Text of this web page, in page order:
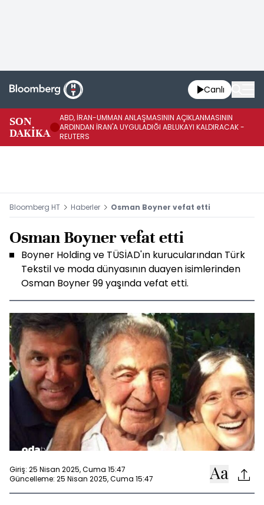
Canlı
SON
DAKİKA
ABD, İRAN-UMMAN ANLAŞMASININ AÇIKLANMASININ
ARDINDAN İRAN'A UYGULADIĞI ABLUKAYI KALDIRACAK -
REUTERS
Bloomberg HT Haberler Osman Boyner vefat etti
Osman Boyner vefat etti
Boyner Holding ve TÜSİAD'ın kurucularından Türk
Tekstil ve moda dünyasının duayen isimlerinden
Osman Boyner 99 yaşında vefat etti.
Giriş: 25 Nisan 2025, Cuma 15:47
Güncelleme: 25 Nisan 2025, Cuma 15:47